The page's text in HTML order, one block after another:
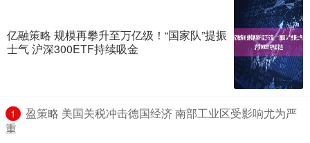
亿融策略 规模再攀升至万亿级！“国家队”提振
士气 沪深300ETF持续吸金
1
​盈策略 美国关税冲击德国经济 南部工业区受影响尤为严
重